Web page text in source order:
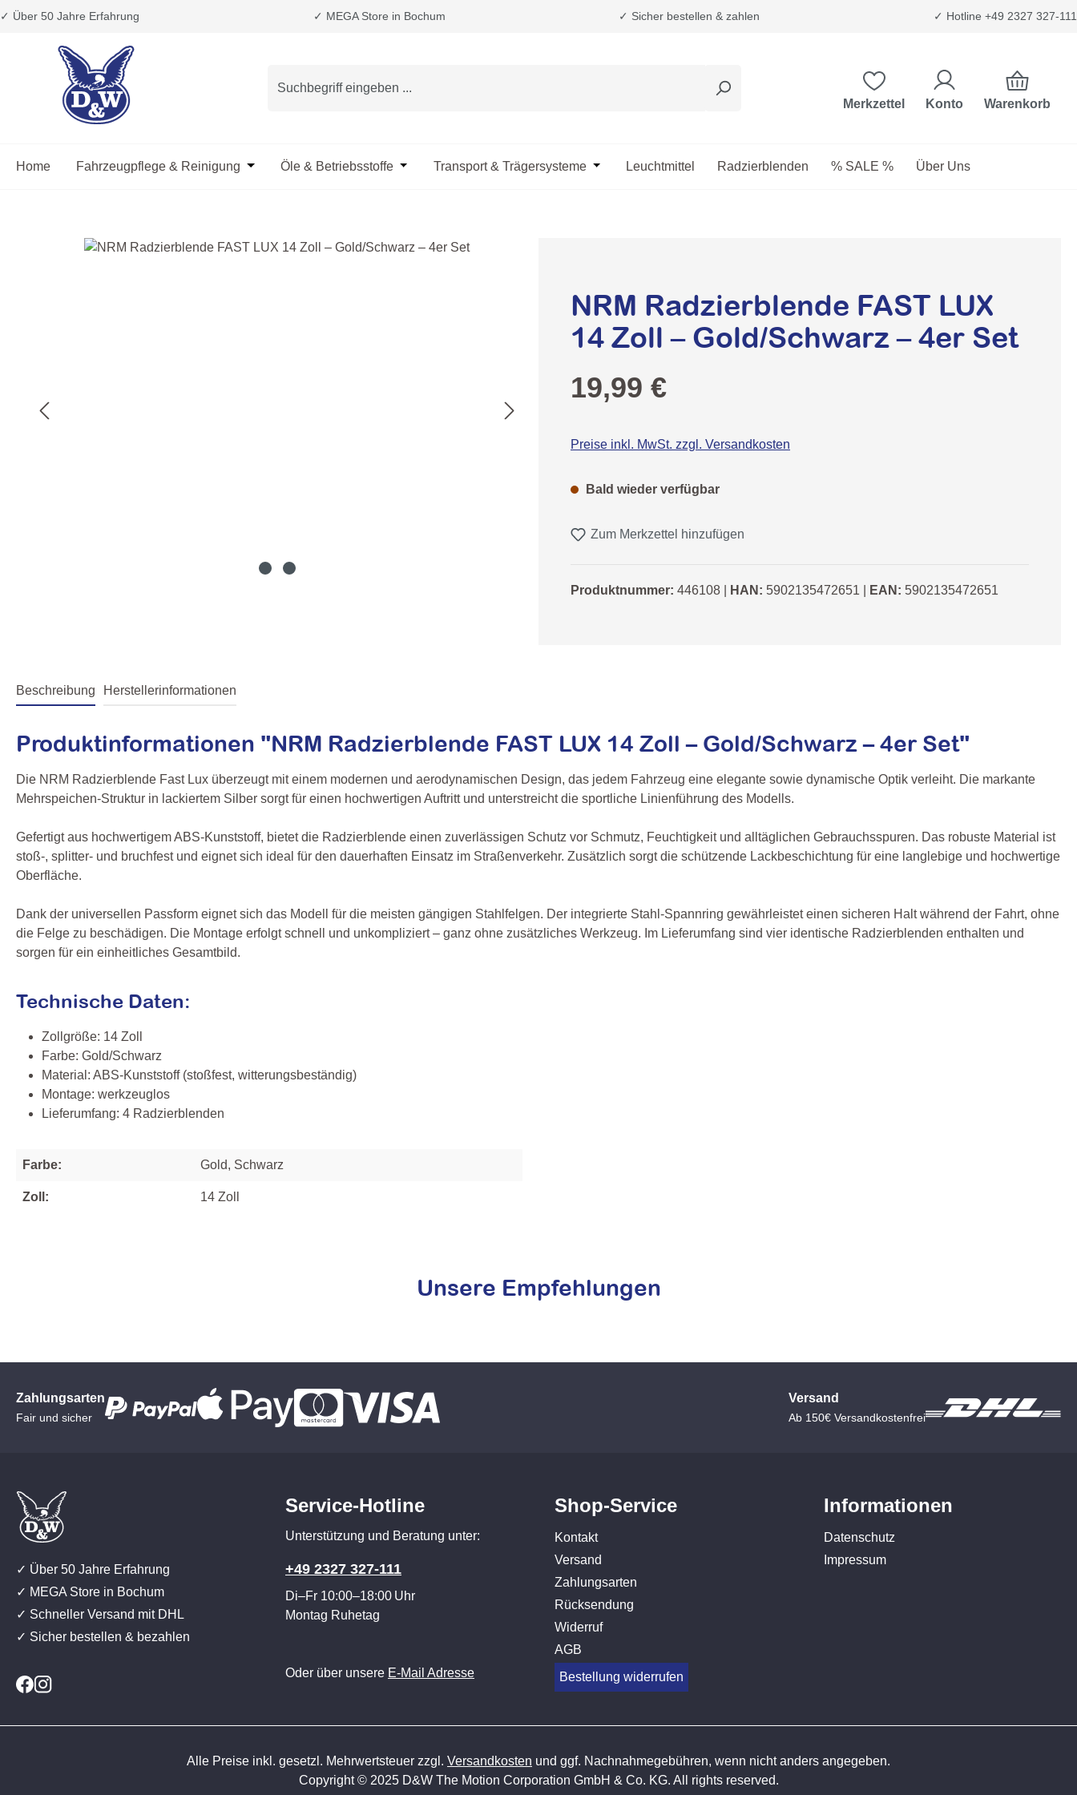
Hauptinhalt springen
Zur Suche springen
Zur Hauptnavigation springen
✓ Über 50 Jahre Erfahrung ✓ MEGA Store in Bochum ✓ Sicher bestellen & zahlen ✓ Hotline +49 2327 327-111
Merkzettel Konto Warenkorb
Home Fahrzeugpflege & Reinigung Öffne oder Schließe das Dropdown der Kategorie Fahrzeugpflege & Reinigung
Öle & Betriebsstoffe Öffne oder Schließe das Dropdown der Kategorie Öle & Betriebsstoffe
Transport & Trägersysteme Öffne oder Schließe das Dropdown der Kategorie Transport & Trägersysteme
Leuchtmittel Radzierblenden % SALE % Über Uns
Bildergalerie überspringen
NRM Radzierblende FAST LUX
14 Zoll – Gold/Schwarz – 4er Set
Regulärer Preis:
19,99 €
Preise inkl. MwSt. zzgl. Versandkosten
Bald wieder verfügbar
Zum Merkzettel hinzufügen
Produktnummer: 446108 HAN: 5902135472651 EAN: 5902135472651
Beschreibung Herstellerinformationen
Produktinformationen "NRM Radzierblende FAST LUX 14 Zoll – Gold/Schwarz – 4er Set"
Die NRM Radzierblende Fast Lux überzeugt mit einem modernen und aerodynamischen Design, das jedem Fahrzeug eine elegante sowie dynamische Optik verleiht. Die markante
Mehrspeichen-Struktur in lackiertem Silber sorgt für einen hochwertigen Auftritt und unterstreicht die sportliche Linienführung des Modells.
Gefertigt aus hochwertigem ABS-Kunststoff, bietet die Radzierblende einen zuverlässigen Schutz vor Schmutz, Feuchtigkeit und alltäglichen Gebrauchsspuren. Das robuste Material ist
stoß-, splitter- und bruchfest und eignet sich ideal für den dauerhaften Einsatz im Straßenverkehr. Zusätzlich sorgt die schützende Lackbeschichtung für eine langlebige und hochwertige
Oberfläche.
Dank der universellen Passform eignet sich das Modell für die meisten gängigen Stahlfelgen. Der integrierte Stahl-Spannring gewährleistet einen sicheren Halt während der Fahrt, ohne
die Felge zu beschädigen. Die Montage erfolgt schnell und unkompliziert – ganz ohne zusätzliches Werkzeug. Im Lieferumfang sind vier identische Radzierblenden enthalten und
sorgen für ein einheitliches Gesamtbild.
Technische Daten:
Zollgröße: 14 Zoll
Farbe: Gold/Schwarz
Material: ABS‑Kunststoff (stoßfest, witterungsbeständig)
Montage: werkzeuglos
Lieferumfang: 4 Radzierblenden
Farbe: Gold, Schwarz
Zoll: 14 Zoll
Unsere Empfehlungen
Zahlungsarten
Fair und sicher
Versand
Ab 150€ Versandkostenfrei
✓ Über 50 Jahre Erfahrung
✓ MEGA Store in Bochum
✓ Schneller Versand mit DHL
✓ Sicher bestellen & bezahlen
Service-Hotline
Unterstützung und Beratung unter:
+49 2327 327-111
Di–Fr 10:00–18:00 Uhr
Montag Ruhetag
Oder über unsere E-Mail Adresse
Shop-Service
Kontakt
Versand
Zahlungsarten
Rücksendung
Widerruf
AGB
Bestellung widerrufen
Informationen
Datenschutz
Impressum
Alle Preise inkl. gesetzl. Mehrwertsteuer zzgl. Versandkosten und ggf. Nachnahmegebühren, wenn nicht anders angegeben.
Copyright © 2025 D&W The Motion Corporation GmbH & Co. KG. All rights reserved.